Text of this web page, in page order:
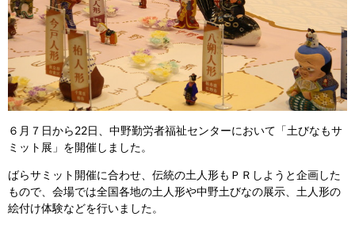
６月７日から22日、中野勤労者福祉センターにおいて「土びなもサ
ミット展」を開催しました。
ばらサミット開催に合わせ、伝統の土人形もＰＲしようと企画した
もので、会場では全国各地の土人形や中野土びなの展示、土人形の
絵付け体験などを行いました。